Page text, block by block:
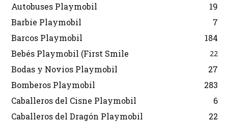
Autobuses Playmobil
19
Barbie Playmobil
7
Barcos Playmobil
184
Bebés Playmobil (First Smile
22
Bodas y Novios Playmobil
27
Bomberos Playmobil
283
Caballeros del Cisne Playmobil
6
Caballeros del Dragón Playmobil
22